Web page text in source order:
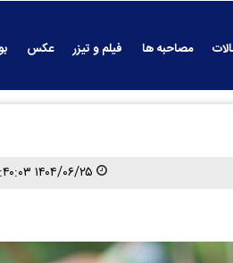
مصاحبه ها فیلم و تیزر عکس
۱۴۰۴/۰۶/۲۵ ۱۹:۴۰:۰۳